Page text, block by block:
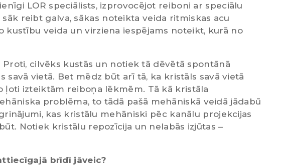
LOR speciālists, izprovocējot reiboni ar speciālu
reibt galva, sākas noteikta veida ritmiskas acu
kustību veida un virziena iespējams noteikt, kurā no
cilvēks kustās un notiek tā dēvētā spontānā
savā vietā. Bet mēdz būt arī tā, ka kristāls savā vietā
ļoti izteiktām reiboņa lēkmēm. Tā kā kristāla
problēma, to tādā pašā mehāniskā veidā jādabū
kas kristālu mehāniski pēc kanālu projekcijas
Notiek kristālu repozīcija un nelabās izjūtas –
brīdī jāveic?